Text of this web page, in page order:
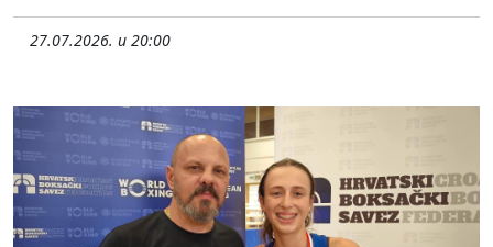
27.07.2026. u 20:00